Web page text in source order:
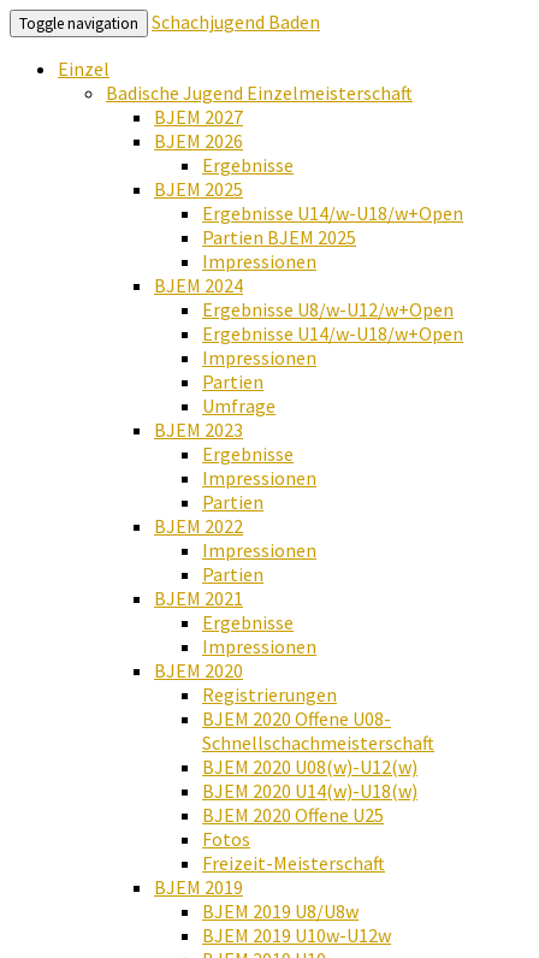
Toggle navigation
Schachjugend Baden
Einzel
Badische Jugend Einzelmeisterschaft
BJEM 2027
BJEM 2026
Ergebnisse
BJEM 2025
Ergebnisse U14/w-U18/w+Open
Partien BJEM 2025
Impressionen
BJEM 2024
Ergebnisse U8/w-U12/w+Open
Ergebnisse U14/w-U18/w+Open
Impressionen
Partien
Umfrage
BJEM 2023
Ergebnisse
Impressionen
Partien
BJEM 2022
Impressionen
Partien
BJEM 2021
Ergebnisse
Impressionen
BJEM 2020
Registrierungen
BJEM 2020 Offene U08-
Schnellschachmeisterschaft
BJEM 2020 U08(w)-U12(w)
BJEM 2020 U14(w)-U18(w)
BJEM 2020 Offene U25
Fotos
Freizeit-Meisterschaft
BJEM 2019
BJEM 2019 U8/U8w
BJEM 2019 U10w-U12w